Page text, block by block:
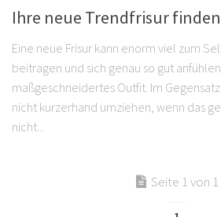
Ihre neue Trendfrisur finden
Eine neue Frisur kann enorm viel zum
beitragen und sich genau so gut
maßgeschneidertes Outfit. Im
nicht kurzerhand umziehen, wenn das
nicht...
Seite 1 von 1